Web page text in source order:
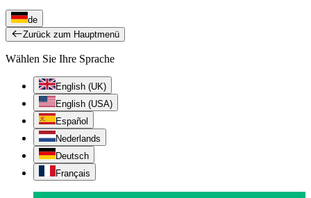
de
Zurück zum Hauptmenü
Wählen Sie Ihre Sprache
English (UK)
English (USA)
Español
Nederlands
Deutsch
Français